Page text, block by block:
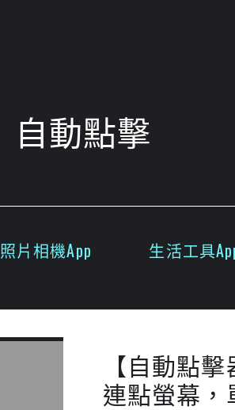
自動點擊
照片相機App 生活工具
【自動點
連點螢幕，